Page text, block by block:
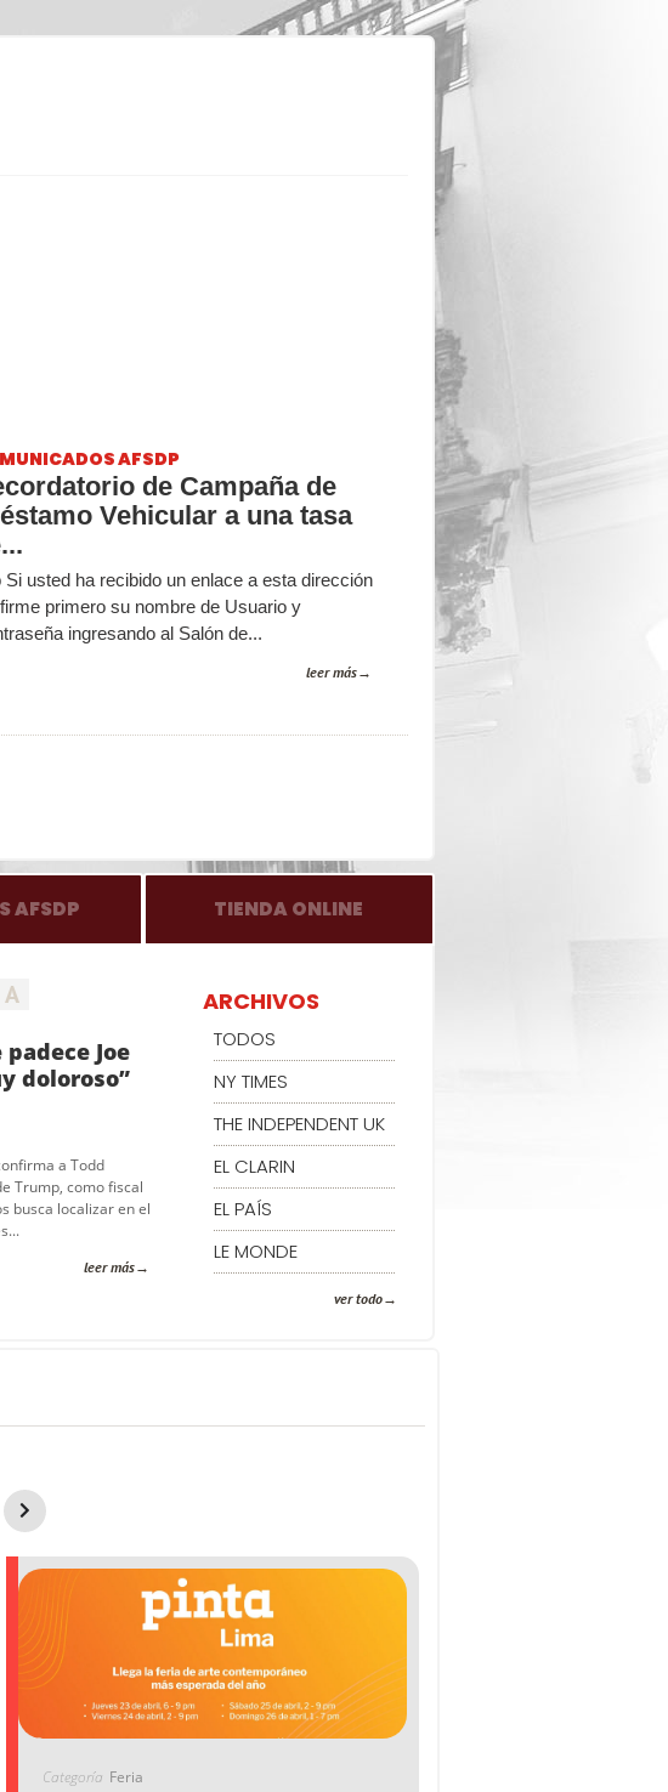
AFSDP
de Campaña de
Vehicular a una tasa
Si usted ha recibido un enlace a esta dirección
primero su nombre de Usuario y
ingresando al Salón de...
leer más
AFSDP TIENDA ONLINE
A
Joe
doloroso”
a Todd
Trump, como fiscal
busca localizar en el
leer más
ARCHIVOS
TODOS
NY TIMES
THE INDEPENDENT UK
EL CLARIN
EL PAÍS
LE MONDE
ver todo
Categoría Feria